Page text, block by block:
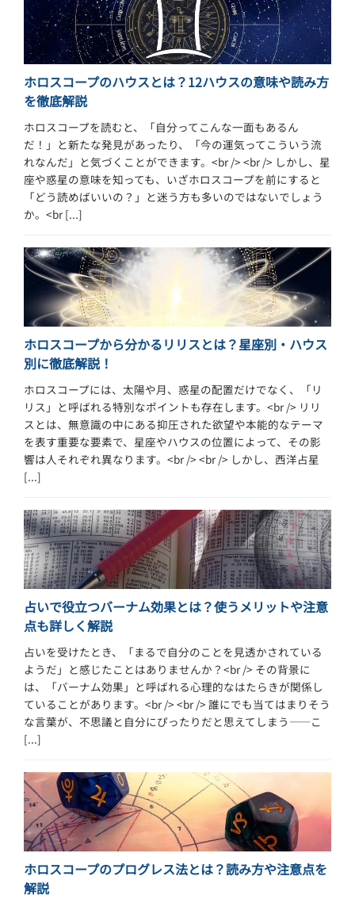
ホロスコープのハウスとは？12ハウスの意味や読み方
を徹底解説
ホロスコープを読むと、「自分ってこんな一面もあるん
だ！」と新たな発見があったり、「今の運気ってこういう流
れなんだ」と気づくことができます。<br /> <br /> しかし、星
座や惑星の意味を知っても、いざホロスコープを前にすると
「どう読めばいいの？」と迷う方も多いのではないでしょう
か。<br [...]
ホロスコープから分かるリリスとは？星座別・ハウス
別に徹底解説！
ホロスコープには、太陽や月、惑星の配置だけでなく、「リ
リス」と呼ばれる特別なポイントも存在します。<br /> リリ
スとは、無意識の中にある抑圧された欲望や本能的なテーマ
を表す重要な要素で、星座やハウスの位置によって、その影
響は人それぞれ異なります。<br /> <br /> しかし、西洋占星
[...]
占いで役立つバーナム効果とは？使うメリットや注意
点も詳しく解説
占いを受けたとき、「まるで自分のことを見透かされている
ようだ」と感じたことはありませんか？<br /> その背景に
は、「バーナム効果」と呼ばれる心理的なはたらきが関係し
ていることがあります。<br /> <br /> 誰にでも当てはまりそう
な言葉が、不思議と自分にぴったりだと思えてしまう――こ
[...]
ホロスコープのプログレス法とは？読み方や注意点を
解説